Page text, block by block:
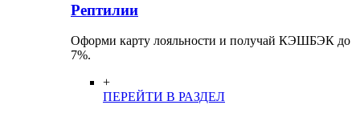
Рептилии
Оформи карту лояльности и получай КЭШБЭК до
7%.
+
ПЕРЕЙТИ В РАЗДЕЛ